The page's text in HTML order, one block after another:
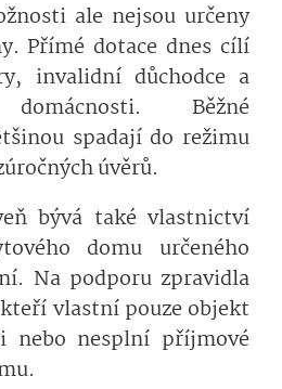
ale nejsou určeny
Přímé dotace dnes cílí
invalidní důchodce a
Běžné
spadají do režimu
úvěrů.
bývá také vlastnictví
domu určeného
Na podporu zpravidla
vlastní pouze objekt
nebo nesplní příjmové